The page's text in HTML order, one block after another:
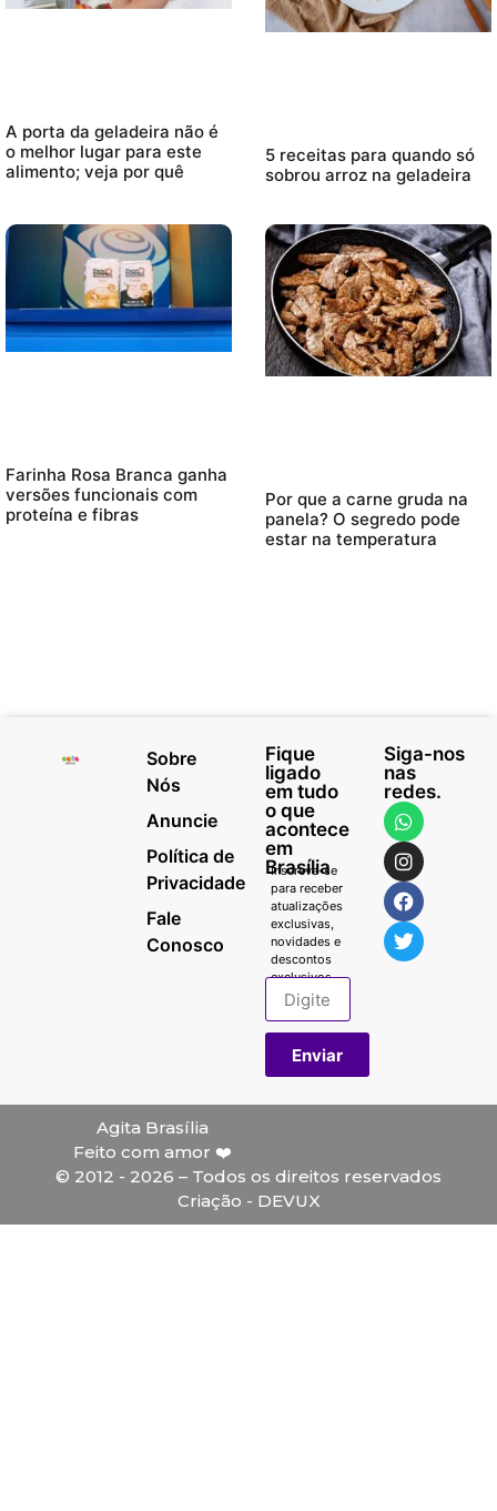
A porta da geladeira não é
o melhor lugar para este
alimento; veja por quê
5 receitas para quando só
sobrou arroz na geladeira
Farinha Rosa Branca ganha
versões funcionais com
proteína e fibras
Por que a carne gruda na
panela? O segredo pode
estar na temperatura
Sobre
Nós
Anuncie
Política de
Privacidade
Fale
Conosco
Fique
ligado
em tudo
o que
acontece
em
Brasília
Inscreva-se
para receber
atualizações
exclusivas,
novidades e
descontos
exclusivos.
Enviar
Siga-nos
nas
redes.
Agita Brasília
Feito com amor ❤️
© 2012 - 2026 – Todos os direitos reservados
Criação - DEVUX